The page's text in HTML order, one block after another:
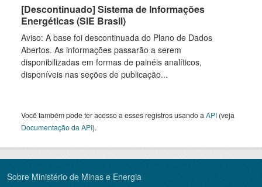
[Descontinuado] Sistema de Informações
Energéticas (SIE Brasil)
Aviso: A base foi descontinuada do Plano de Dados
Abertos. As informações passarão a serem
disponibilizadas em formas de painéis analíticos,
disponíveis nas seções de publicação...
Você também pode ter acesso a esses registros usando a API (veja
Documentação da API).
Sobre Ministério de Minas e Energia